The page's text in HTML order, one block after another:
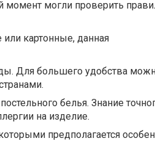
могли проверить
картонные, данная
Для большего удобства
белья. Знание
на изделие.
предполагается